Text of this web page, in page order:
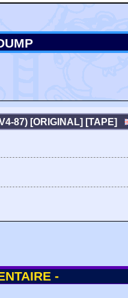
87) [ORIGINAL] [TAPE]
-